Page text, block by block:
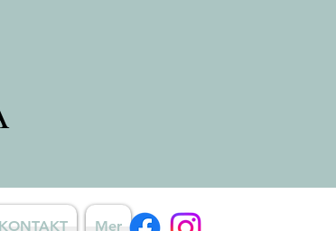
KONTAKT Mer